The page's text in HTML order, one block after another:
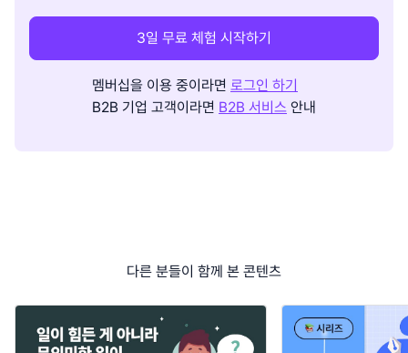
3일 무료 체험 시작하기
멤버십을 이용 중이라면 로그인 하기
B2B 기업 고객이라면 B2B 서비스 안내
다른 분들이 함께 본 콘텐츠